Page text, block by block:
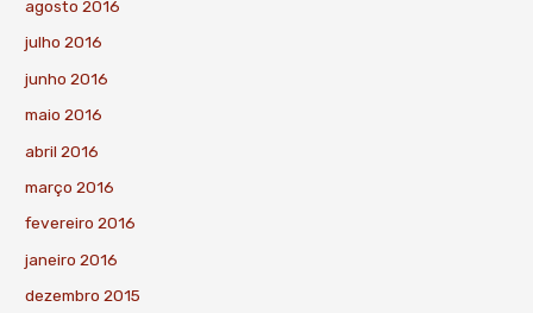
agosto 2016
julho 2016
junho 2016
maio 2016
abril 2016
março 2016
fevereiro 2016
janeiro 2016
dezembro 2015